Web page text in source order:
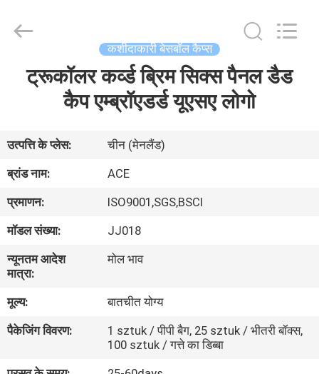
हमारे
बारे
कारखाना
गुणवत्ता
नियंत्रण
Manufacturing
Reserved.
कशीदाकारी बेसबॉल कैप्स
ट्रूकॉलर कर्व्ड ब्रिम सिक्स पैनल डैड
कैप एम्ब्रॉएडर्ड यूएसए लोगो
उत्पत्ति के प्लेस:
चीन (मेनलैंड)
ब्रांड नाम:
ACE
प्रमाणन:
ISO9001,SGS,BSCI
मॉडल संख्या:
JJ018
न्यूनतम आदेश
मात्रा:
मोल भाव
मूल्य:
बातचीत योग्य
पैकेजिंग विवरण:
1 sztuk / पीपी बैग, 25 sztuk / भीतरी बॉक्स,
100 sztuk / गत्ते का डिब्बा